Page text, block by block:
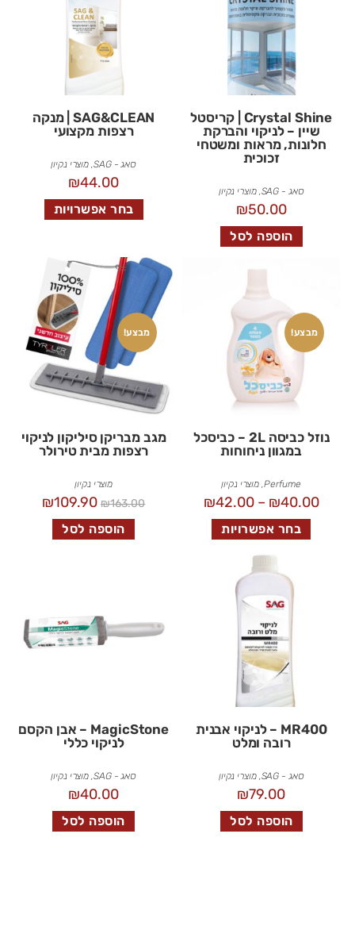
Crystal Shine | קריסטל
שיין – לניקוי והברקת
חלונות, מראות ומשטחי
זכוכית
סאג - SAG ,מוצרי נקיון
₪50.00
הוספה לסל
SAG&CLEAN | מנקה
רצפות מקצועי
סאג - SAG , מוצרי נקיון
₪44.00
בחר אפשרויות
מבצע!
נוזל כביסה 2L – כביסכל
במגוון ניחוחות
Perfume מוצרי נקיון
₪40.00
–
₪42.00
בחר אפשרויות
מבצע!
מגב מבריקן סיליקון לניקוי
רצפות מבית טירולר
מוצרי נקיון
₪163.00
₪109.90
הוספה לסל
MR400 – לניקוי אבנית
רובה ומלט
סאג - SAG ,מוצרי נקיון
₪79.00
הוספה לסל
MagicStone – אבן הקסם
לניקוי כללי
סאג - SAG , מוצרי נקיון
₪40.00
הוספה לסל